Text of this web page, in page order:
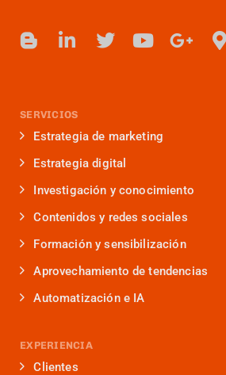
SERVICIOS
Estrategia de marketing
Estrategia digital
Investigación y conocimiento
Contenidos y redes sociales
Formación y sensibilización
Aprovechamiento de tendencias
Automatización e IA
EXPERIENCIA
Clientes